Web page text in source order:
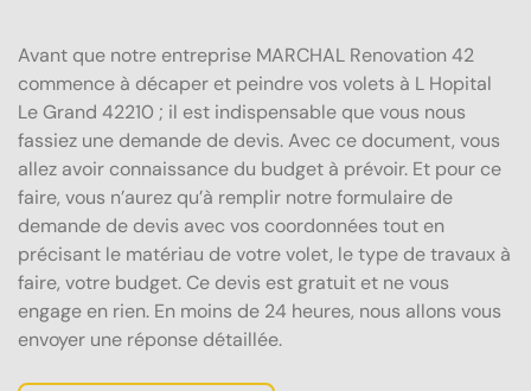
Avant que notre entreprise MARCHAL Renovation 42
commence à décaper et peindre vos volets à L Hopital
Le Grand 42210 ; il est indispensable que vous nous
fassiez une demande de devis. Avec ce document, vous
allez avoir connaissance du budget à prévoir. Et pour ce
faire, vous n’aurez qu’à remplir notre formulaire de
demande de devis avec vos coordonnées tout en
précisant le matériau de votre volet, le type de travaux à
faire, votre budget. Ce devis est gratuit et ne vous
engage en rien. En moins de 24 heures, nous allons vous
envoyer une réponse détaillée.